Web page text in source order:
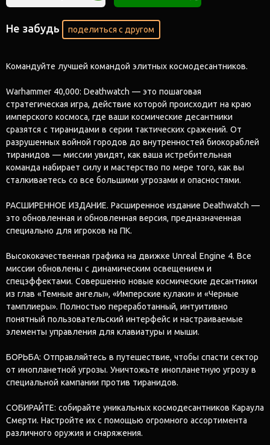
Не забудь поделиться с другом
Командуйте лучшей командой элитных космодесантников.
Warhammer 40,000: Deathwatch — это пошаговая
стратегическая игра, действие которой происходит на краю
имперского космоса, где ваши космические десантники
сразятся с тиранидами в серии тактических сражений. От
разрушенных войной городов до внутренностей биокораблей
тиранидов — миссии увидят, как ваша истребительная
команда набирает силу и мастерство по мере того, как вы
сталкиваетесь со все большими угрозами и опасностями.
РАСШИРЕННОЕ ИЗДАНИЕ. Расширенное издание Deathwatch —
это обновленная и обновленная версия, предназначенная
специально для игроков на ПК.
Высококачественная графика на движке Unreal Engine 4. Все
миссии обновлены с динамическим освещением и
спецэффектами. Совершенно новые космические десантники
из глав «Темные ангелы», «Имперские кулаки» и «Черные
тамплиеры». Полностью переработанный, интуитивно
понятный пользовательский интерфейс и настраиваемые
элементы управления для клавиатуры и мыши.
БОРЬБА: Отправляйтесь в путешествие, чтобы спасти сектор
от инопланетной угрозы. Уничтожьте инопланетную угрозу в
специальной кампании против тиранидов.
СОБИРАЙТЕ: собирайте уникальных космодесантников Караула
Смерти. Настройте их с помощью огромного ассортимента
различного оружия и снаряжения.